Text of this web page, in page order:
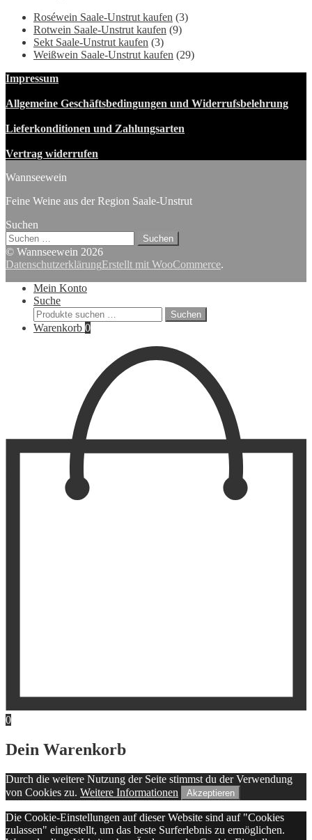
Roséwein Saale-Unstrut kaufen (3)
Rotwein Saale-Unstrut kaufen (9)
Sekt Saale-Unstrut kaufen (3)
Weißwein Saale-Unstrut kaufen (29)
Impressum
Allgemeine Geschäftsbedingungen und Widerrufsbelehrung
Lieferkonditionen und Zahlungsarten
Vertrag widerrufen
Wannseewein
Feine Weine aus der Region Saale-Unstrut
Suchen
Suchen
nach:
© Wannseewein 2026
DatenschutzerklärungErstellt mit WooCommerce.
Mein Konto
Suche
Suchen
nach:
Suchen
Warenkorb 0
0
Dein Warenkorb
Durch die weitere Nutzung der Seite stimmst du der Verwendung
von Cookies zu. Weitere Informationen Akzeptieren
Die Cookie-Einstellungen auf dieser Website sind auf "Cookies
zulassen" eingestellt, um das beste Surferlebnis zu ermöglichen.